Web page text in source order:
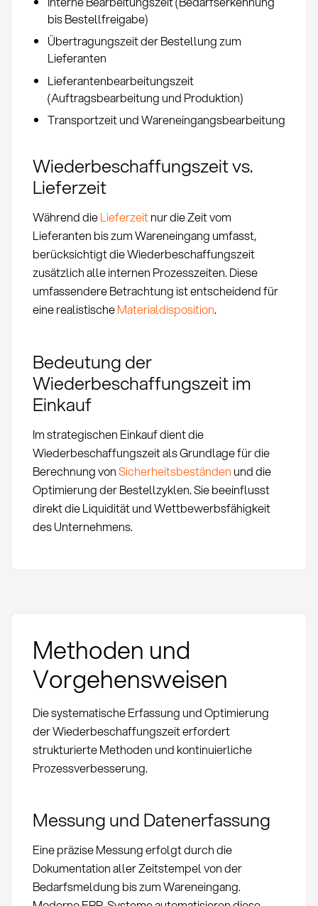
bis Bestellfreigabe)
Übertragungszeit der Bestellung zum
Lieferanten
Lieferantenbearbeitungszeit
(Auftragsbearbeitung und Produktion)
Transportzeit und Wareneingangsbearbeitung
Wiederbeschaffungszeit vs.
Lieferzeit
Während dieLieferzeitnur die Zeit vom
Lieferanten bis zum Wareneingang umfasst,
berücksichtigt die Wiederbeschaffungszeit
zusätzlich alle internen Prozesszeiten. Diese
umfassendere Betrachtung ist entscheidend für
eine realistischeMaterialdisposition.
Bedeutung der
Wiederbeschaffungszeit im
Einkauf
Im strategischen Einkauf dient die
Wiederbeschaffungszeit als Grundlage für die
Berechnung vonSicherheitsbeständen und die
Optimierung der Bestellzyklen. Sie beeinflusst
direkt die Liquidität und Wettbewerbsfähigkeit
des Unternehmens.
Methoden und
Vorgehensweisen
Die systematische Erfassung und Optimierung
der Wiederbeschaffungszeit erfordert
strukturierte Methoden und kontinuierliche
Prozessverbesserung.
Messung und Datenerfassung
Eine präzise Messung erfolgt durch die
Dokumentation aller Zeitstempel von der
Bedarfsmeldung bis zum Wareneingang.